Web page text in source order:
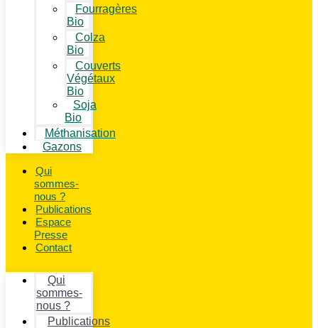
Fourragères
Bio
Colza
Bio
Couverts
Végétaux
Bio
Soja
Bio
Méthanisation
Gazons
Qui
sommes-
nous ?
Publications
Espace
Presse
Contact
Qui
sommes-
nous ?
Publications